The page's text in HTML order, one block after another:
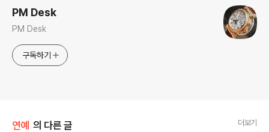
PM Desk
PM Desk
구독하기
연예 의 다른 글 더보기